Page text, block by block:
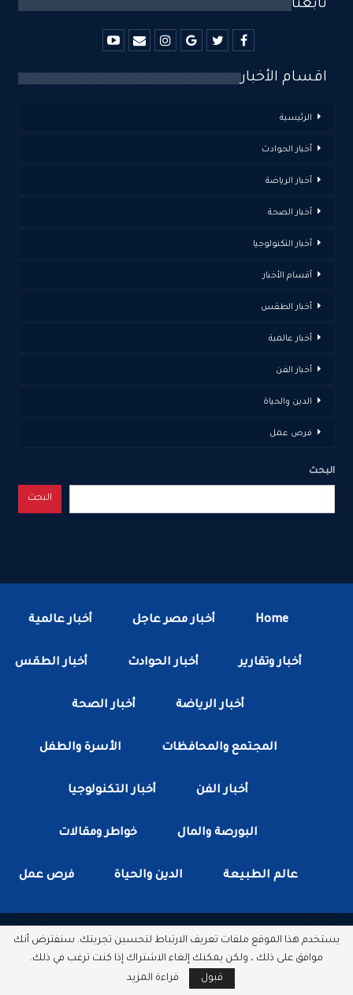
تابعنا
اقسام الأخبار
الرئيسية
أخبار الحوادث
أخبار الرياضة
أخبار الصحة
أخبار التكنولوجيا
أقسام الأخبار
أخبار الطقس
أخبار عالمية
أخبار الفن
الدين والحياة
فرص عمل
البحث
البحث
Home أخبار مصر عاجل أخبار عالمية
أخبار وتقارير أخبار الحوادث أخبار الطقس
أخبار الرياضة أخبار الصحة
المجتمع والمحافظات الأسرة والطفل
أخبار الفن أخبار التكنولوجيا
البورصة والمال خواطر ومقالات
عالم الطبيعة الدين والحياة فرص عمل
جميع الحقوق محفوظة لدى شبكة أخبار مصر الأن.
مطور بواسطة :سكتور وب
يستخدم هذا الموقع ملفات تعريف الارتباط لتحسين تجربتك. سنفترض أنك
موافق على ذلك ، ولكن يمكنك إلغاء الاشتراك إذا كنت ترغب في ذلك.
قبول
قراءة المزيد